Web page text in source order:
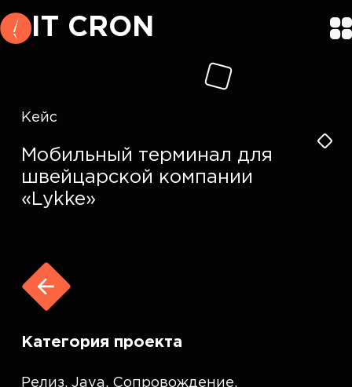
IT CRON
Кейс
Мобильный терминал для
швейцарской компании
«Lykke»
Категория проекта
Релиз,Java, Сопровождение,